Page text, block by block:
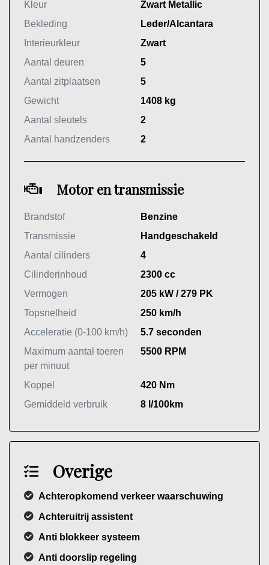
Kleur
Zwart Metallic
Bekleding
Leder/Alcantara
Interieurkleur
Zwart
Aantal deuren
5
Aantal zitplaatsen
5
Gewicht
1408 kg
Aantal sleutels
2
Aantal handzenders
2
Motor en transmissie
Brandstof
Benzine
Transmissie
Handgeschakeld
Aantal cilinders
4
Cilinderinhoud
2300 cc
Vermogen
205 kW / 279 PK
Topsnelheid
250 km/h
Acceleratie (0-100 km/h)
5.7 seconden
Maximum aantal toeren
per minuut
5500 RPM
Koppel
420 Nm
Gemiddeld verbruik
8 l/100km
Overige
Achteropkomend verkeer waarschuwing
Achteruitrij assistent
Anti blokkeer systeem
Anti doorslip regeling